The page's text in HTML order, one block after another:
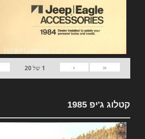
«
‹
1 של20
קטלוג ג'יפ 1985